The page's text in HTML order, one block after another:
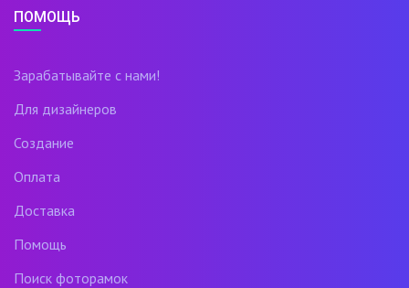
ПОМОЩЬ
Зарабатывайте с нами!
Для дизайнеров
Создание
Оплата
Доставка
Помощь
Поиск фоторамок